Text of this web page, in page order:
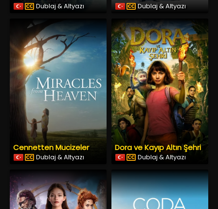
Dublaj & Altyazı Dublaj & Altyazı
Cennetten Mucizeler
Dublaj & Altyazı
Dora ve Kayıp Altın Şehri
Dublaj & Altyazı